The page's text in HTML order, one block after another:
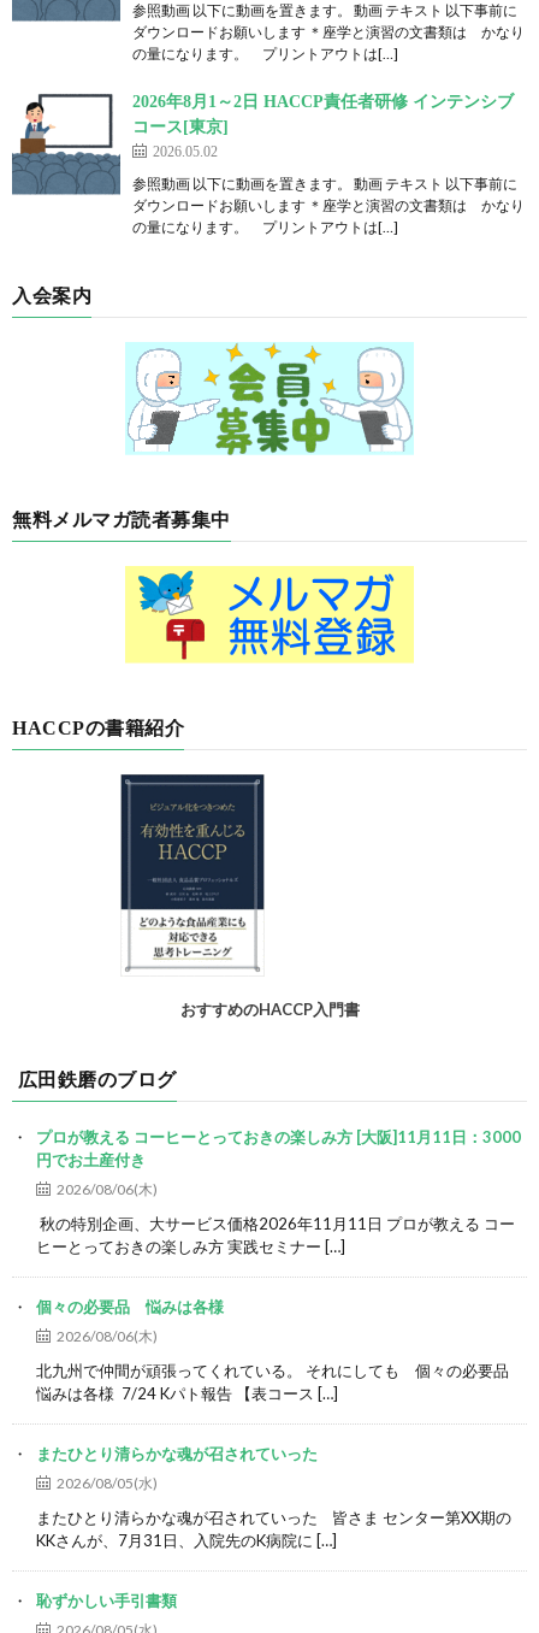
参照動画 以下に動画を置きます。 動画 テキスト 以下事前に
ダウンロードお願いします ＊座学と演習の文書類は かなり
の量になります。 プリントアウトは[…]
2026年8月1～2日 HACCP責任者研修 インテンシブ
コース[東京]
2026.05.02
参照動画 以下に動画を置きます。 動画 テキスト 以下事前に
ダウンロードお願いします ＊座学と演習の文書類は かなり
の量になります。 プリントアウトは[…]
入会案内
無料メルマガ読者募集中
HACCPの書籍紹介
おすすめのHACCP入門書
広田鉄磨のブログ
プロが教える コーヒーとっておきの楽しみ方 [大阪]11月11日：3000
円でお土産付き
2026/08/06(木)
秋の特別企画、大サービス価格2026年11月11日 プロが教える コー
ヒーとっておきの楽しみ方 実践セミナー […]
個々の必要品 悩みは各様
2026/08/06(木)
北九州で仲間が頑張ってくれている。 それにしても 個々の必要品
悩みは各様 7/24 Kパト報告 【表コース […]
またひとり清らかな魂が召されていった
2026/08/05(水)
またひとり清らかな魂が召されていった 皆さま センター第XX期の
KKさんが、7月31日、入院先のK病院に […]
恥ずかしい手引書類